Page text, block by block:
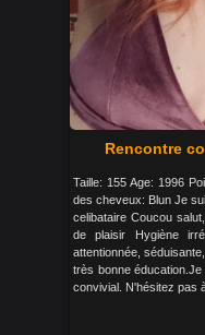
Rencontre
Taille: 155 Age: 1996
des cheveux: Blun Je
celibataire Coucou
de plaisir Hygiène
attentionnée,
très bonne
convivial. N'hésitez pas